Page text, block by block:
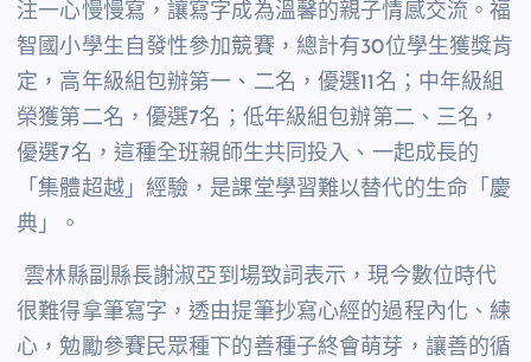
注一心慢慢寫，讓寫字成為溫馨的親子情感交流。福
智國小學生自發性參加競賽，總計有 30位學生獲獎肯
定，高年級組包辦第一、二名，優選11 名；中年級組
榮獲第二名，優選7名；低年級組包辦第二、三名，
優選7名，這種全班親師生共同投入、一起成長的
「集體超越」經驗，是課堂學習難以替代的生命「慶
典」。
雲林縣副縣長謝淑亞到場致詞表示，現今數位時代
很難得拿筆寫字，透由提筆抄寫心經的過程內化、練
心，勉勵參賽民眾種下的善種子終會萌芽，讓善的循